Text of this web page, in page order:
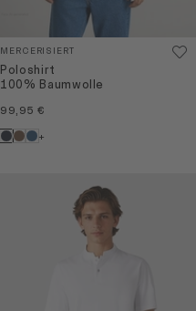
MERCERISIERT
Poloshirt
100% Baumwolle
99,95 €
+